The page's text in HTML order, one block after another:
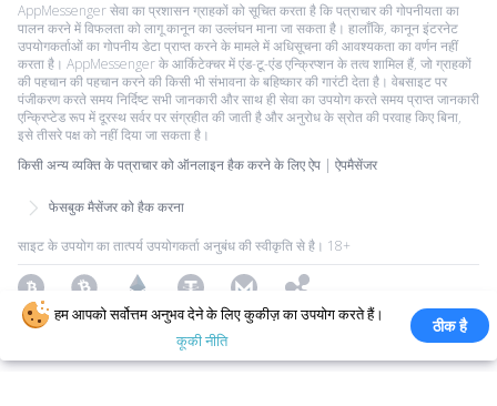
AppMessenger सेवा का प्रशासन ग्राहकों को सूचित करता है कि पत्राचार की गोपनीयता का
पालन करने में विफलता को लागू कानून का उल्लंघन माना जा सकता है। हालाँकि, कानून इंटरनेट
उपयोगकर्ताओं का गोपनीय डेटा प्राप्त करने के मामले में अधिसूचना की आवश्यकता का वर्णन नहीं
करता है। AppMessenger के आर्किटेक्चर में एंड-टू-एंड एन्क्रिप्शन के तत्व शामिल हैं, जो ग्राहकों
की पहचान की पहचान करने की किसी भी संभावना के बहिष्कार की गारंटी देता है। वेबसाइट पर
पंजीकरण करते समय निर्दिष्ट सभी जानकारी और साथ ही सेवा का उपयोग करते समय प्राप्त जानकारी
एन्क्रिप्टेड रूप में दूरस्थ सर्वर पर संग्रहीत की जाती है और अनुरोध के स्रोत की परवाह किए बिना,
इसे तीसरे पक्ष को नहीं दिया जा सकता है।
किसी अन्य व्यक्ति के पत्राचार को ऑनलाइन हैक करने के लिए ऐप | ऐपमैसेंजर
फेसबुक मैसेंजर को हैक करना
साइट के उपयोग का तात्पर्य उपयोगकर्ता अनुबंध की स्वीकृति से है। 18+
BitcoinBitcoin CashEthereumTetherMoneroRipple
Copyright ©2026 All Rights Reserved.
सभी ट्रेडमार्क उनके संबंधित स्वामियों की
हम आपको सर्वोत्तम अनुभव देने के लिए कुकीज़ का उपयोग करते हैं।
कूकी नीति
ठीक है